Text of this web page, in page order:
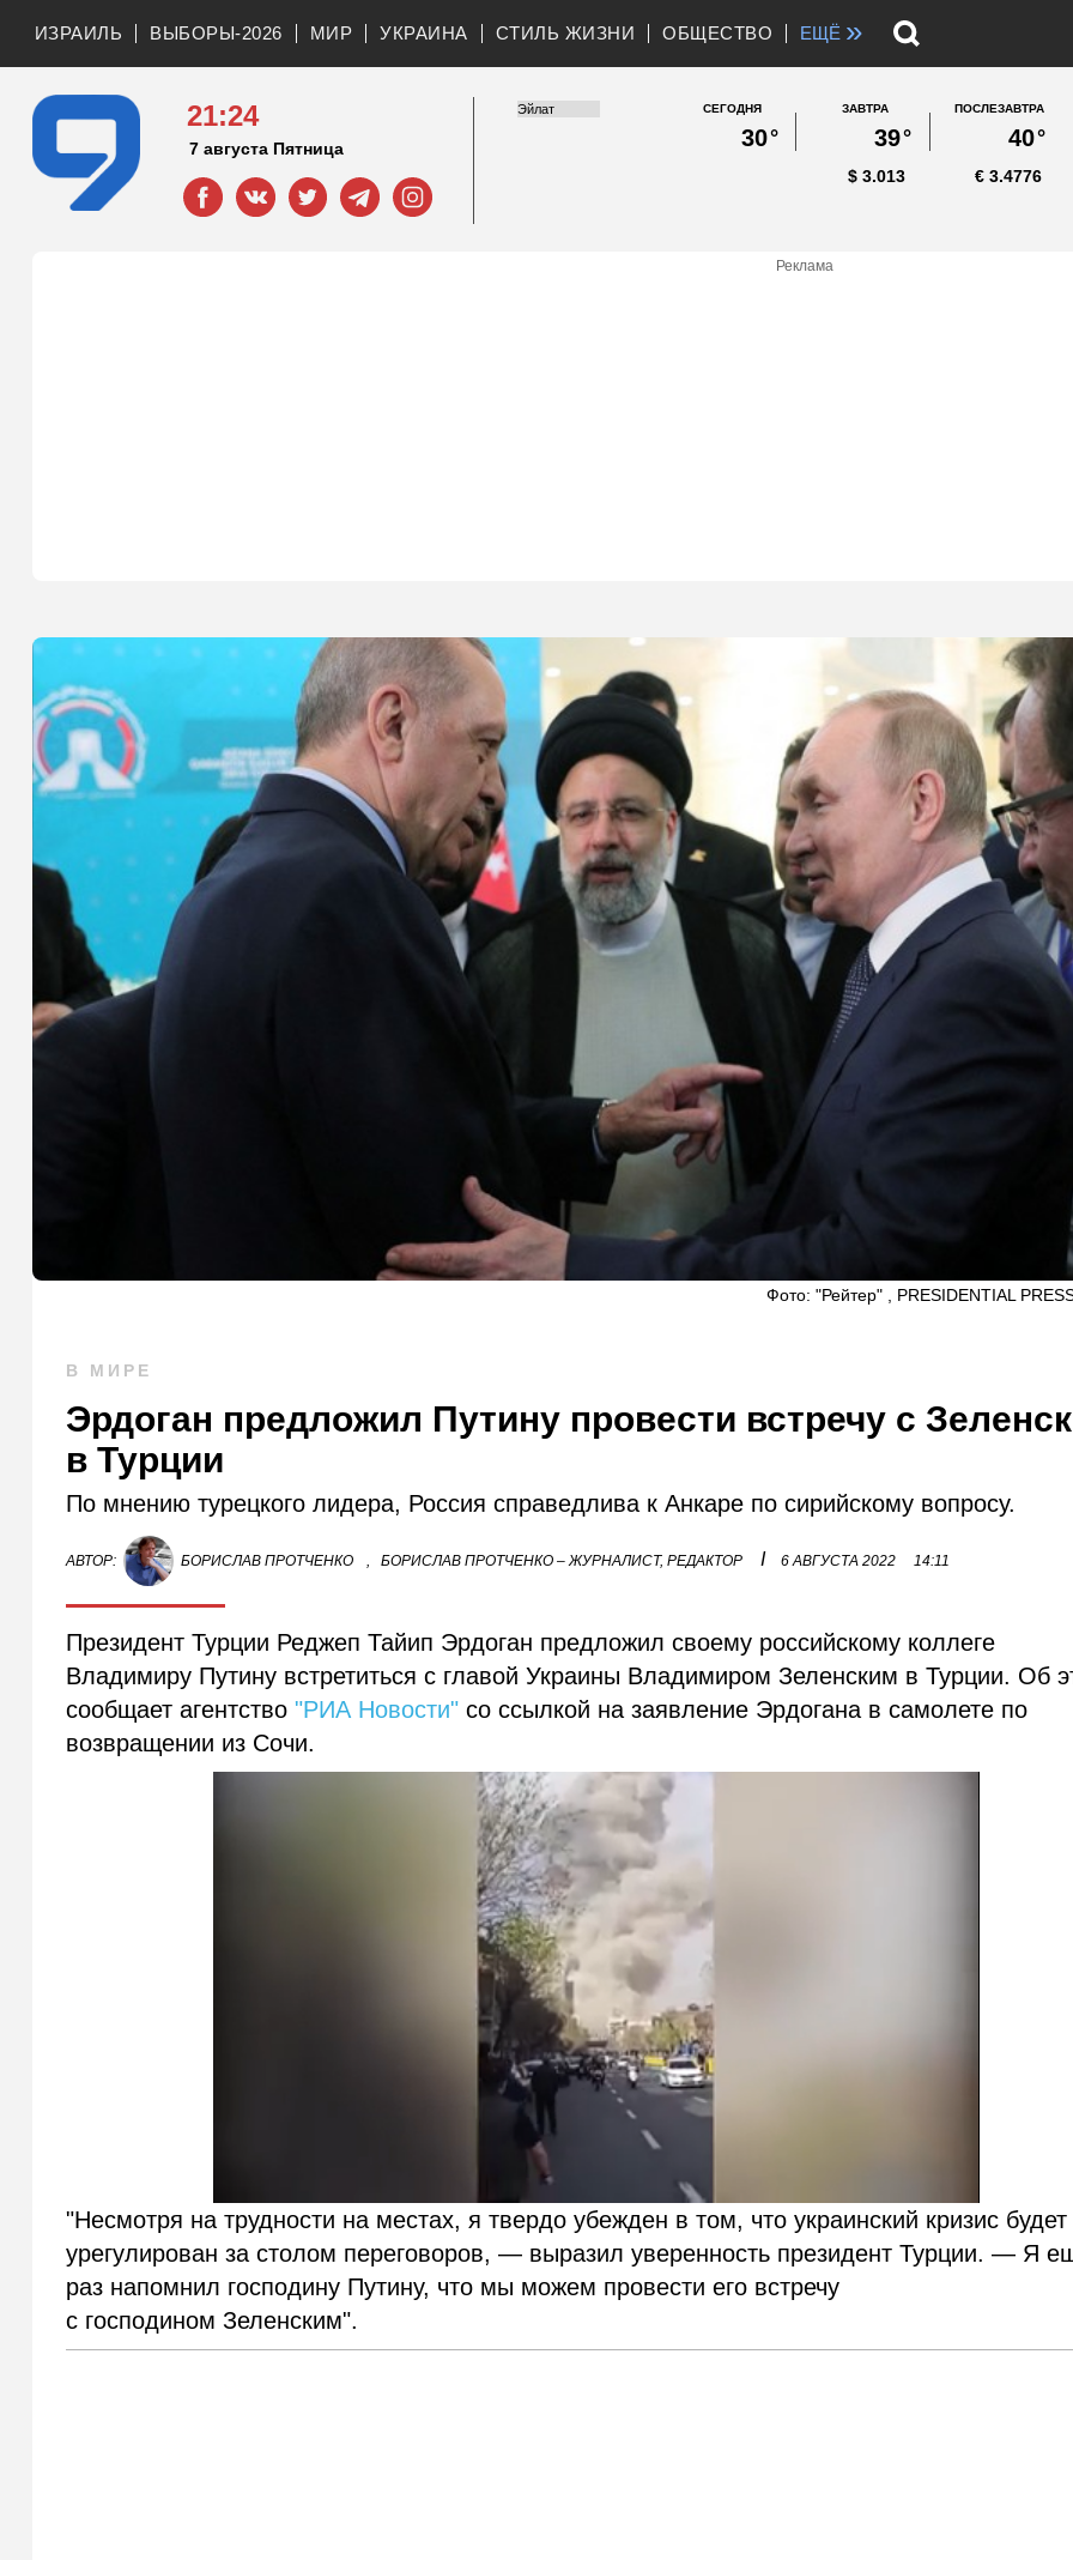
ИЗРАИЛЬ ВЫБОРЫ-2026 МИР УКРАИНА СТИЛЬ ЖИЗНИ ОБЩЕСТВО ЕЩЁ »
21:24
7 августа Пятница
СЕГОДНЯ
30°
ЗАВТРА
39°
ПОСЛЕЗАВТРА
40°
3.013
$ 3.4776
€
Реклама
Фото: "Рейтер" , PRESIDENTIAL
В МИРЕ
Эрдоган предложил Путину провести встречу с
в Турции
По мнению турецкого лидера, Россия справедлива к Анкаре по сирийскому вопросу.
АВТОР: БОРИСЛАВ ПРОТЧЕНКО , БОРИСЛАВ ПРОТЧЕНКО – ЖУРНАЛИСТ, РЕДАКТОР I 6 АВГУСТА 2022 14:11
Президент Турции Реджеп Тайип Эрдоган предложил своему российскому коллеге
Владимиру Путину встретиться с главой Украины Владимиром Зеленским в Турции. Об
сообщает агентство"РИА Новости" со ссылкой на заявление Эрдогана в самолете по
возвращении из Сочи.
"Несмотря на трудности на местах, я твердо убежден в том, что украинский кризис будет
урегулирован за столом переговоров, — выразил уверенность президент Турции. — Я
раз напомнил господину Путину, что мы можем провести его встречу
с господином Зеленским".